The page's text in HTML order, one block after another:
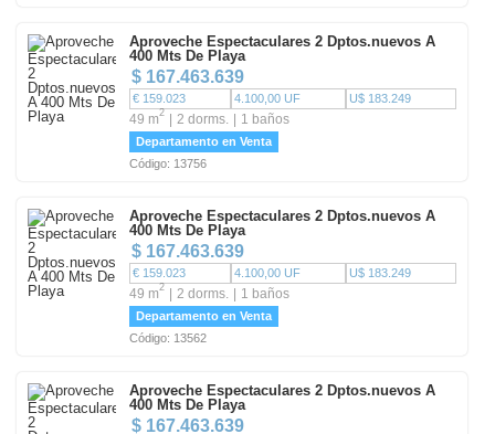
Aproveche Espectaculares 2 Dptos.nuevos A
400 Mts De Playa
$ 167.463.639
€ 159.023 4.100,00 UF U$ 183.249
49 m2 2 dorms. 1 baños
Departamento en Venta
Código: 13756
Aproveche Espectaculares 2 Dptos.nuevos A
400 Mts De Playa
$ 167.463.639
€ 159.023 4.100,00 UF U$ 183.249
49 m2 2 dorms. 1 baños
Departamento en Venta
Código: 13562
Aproveche Espectaculares 2 Dptos.nuevos A
400 Mts De Playa
$ 167.463.639